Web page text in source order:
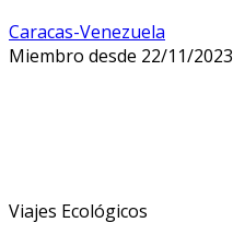
Caracas-Venezuela
Miembro desde 22/11/2023
Viajes Ecológicos